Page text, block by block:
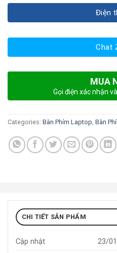
Điện
Chat
MUA
Gọi điện xác nhận
Categories: Bàn Phím Laptop, Bàn
CHI TIẾT SẢN PHẨM
Cập nhật
23/